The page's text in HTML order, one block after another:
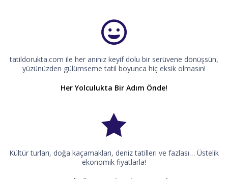
tatildorukta.com ile her anınız keyif dolu bir serüvene dönüşsün,
yüzünüzden gülümseme tatil boyunca hiç eksik olmasın!
Her Yolculukta Bir Adım Önde!
Kültür turları, doğa kaçamakları, deniz tatilleri ve fazlası… Üstelik
ekonomik fiyatlarla!